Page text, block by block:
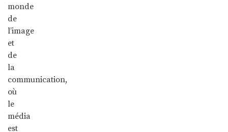
monde
de
l’image
et
de
la
communication,
où
le
média
est